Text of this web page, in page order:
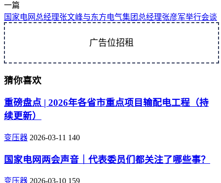
一篇
国家电网总经理张文峰与东方电气集团总经理张彦军举行会谈
广告位招租
猜你喜欢
重磅盘点 | 2026年各省市重点项目输配电工程（持
续更新）
变压器 2026-03-11 140
国家电网两会声音｜代表委员们都关注了哪些事？
变压器 2026-03-10 159